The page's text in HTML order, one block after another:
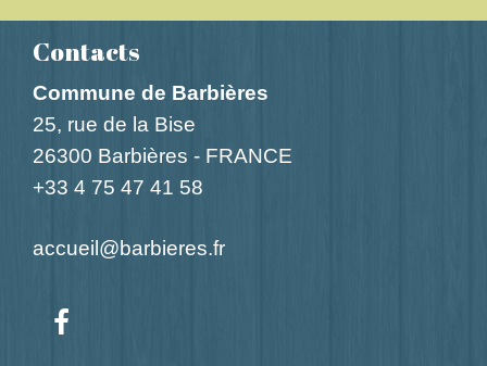
Contacts
Commune de Barbières
25, rue de la Bise
26300 Barbières - FRANCE
+33 4 75 47 41 58
accueil@barbieres.fr